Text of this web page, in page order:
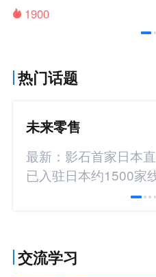
1900
热门话题
未来零售
最新：影石首家日本
已入驻日本约1500家
交流学习